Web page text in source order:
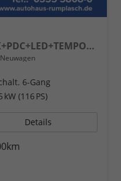
Extra SHZ+KLIMA+SMARTLINK+PDC+LED+TEMPOMAT
Neuwagen
6-Gang
kW (116 PS)
Details